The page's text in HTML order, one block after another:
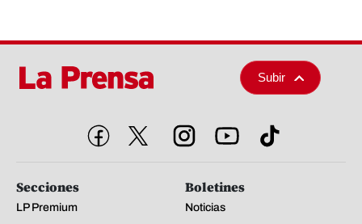
Subir
Secciones
LP Premium
Boletines
Noticias